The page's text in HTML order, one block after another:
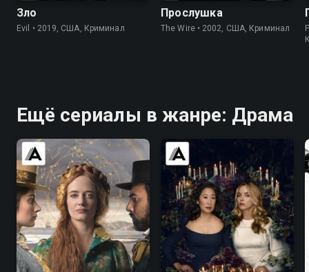
Зло
Evil • 2019, США, Криминал
Прослушка
The Wire • 2002, США, Криминал
Ещё сериалы в жанре: Драма